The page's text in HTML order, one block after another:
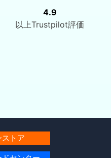
4.9
以上Trustpilot評価
トア